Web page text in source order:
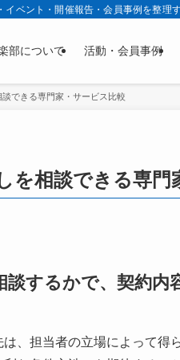
イベント・開催報告・会員事例を整理
部について 活動・会員事例
談できる専門家・サービス比較
を相談できる専門
談するかで、契約内
は、担当者の立場によって得